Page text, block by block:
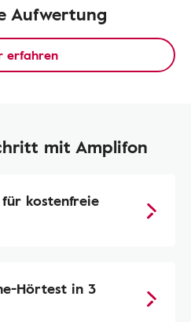
Aufwertung
erfahren
mit Amplifon
kostenfreie
Hörtest in 3